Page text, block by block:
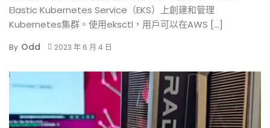
Elastic Kubernetes Service（EKS）上創建和管理
Kubernetes集群。使用eksctl，用戶可以在AWS […]
By Odd 2023 年 6 月 4 日